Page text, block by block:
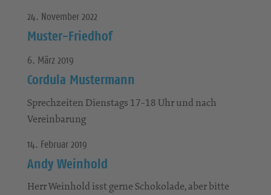
24. November 2022
Muster-Friedhof
6. März 2019
Cordula Mustermann
Sprechzeiten Dienstags 17-18 Uhr und nach
Vereinbarung
14. Februar 2019
Andy Weinhold
Herr Weinhold isst gerne Schokolade, aber bitte